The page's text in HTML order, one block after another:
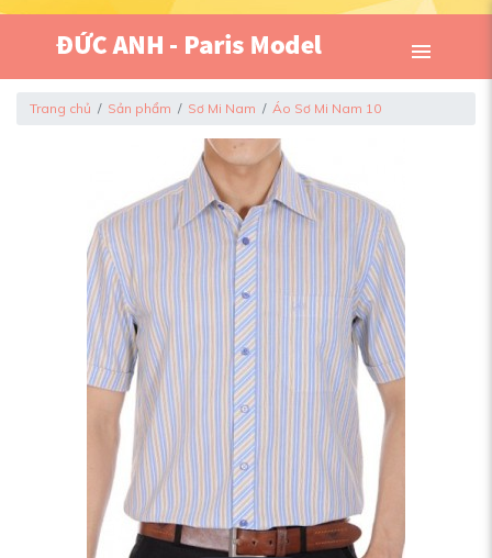
Trang chủ Sản phẩm Sơ Mi Nam Áo Sơ Mi Nam 10